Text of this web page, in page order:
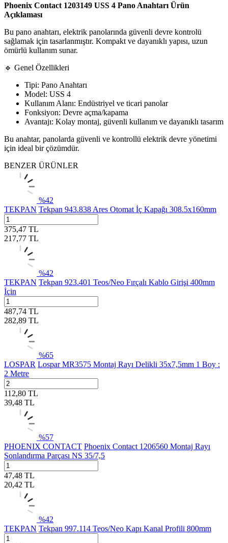
Phoenix Contact 1203149 USS 4 Pano Anahtarı Ürün
Açıklaması
Bu pano anahtarı, elektrik panolarında güvenli devre kontrolü
sağlamak için tasarlanmıştır. Kompakt ve dayanıklı yapısı, uzun
ömürlü kullanım sunar.
🔹 Genel Özellikleri
Tipi: Pano Anahtarı
Model: USS 4
Kullanım Alanı: Endüstriyel ve ticari panolar
Fonksiyon: Devre açma/kapama
Avantajı: Kolay montaj, güvenli kullanım ve dayanıklı tasarım
Bu anahtar, panolarda güvenli ve kontrollü elektrik devre yönetimi
için ideal bir çözümdür.
BENZER ÜRÜNLER
%42
TEKPAN Tekpan 943.838 Ares Otomat İç Kapağı 308.5x160mm
375,47 TL
217,77 TL
%42
TEKPAN Tekpan 923.401 Teos/Neo Fırçalı Kablo Girişi 400mm
İçin
487,74 TL
282,89 TL
%65
LOSPAR Lospar MR3575 Montaj Rayı Delikli 35x7,5mm 1 Boy :
2 Metre
112,80 TL
39,48 TL
%57
PHOENIX CONTACT Phoenix Contact 1206560 Montaj Rayı
Sonlandırma Parçası NS 35/7,5
47,48 TL
20,42 TL
%42
TEKPAN Tekpan 997.114 Teos/Neo Kapı Kanal Profili 800mm